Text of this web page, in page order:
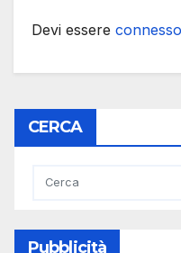
Devi essere connesso
CERCA
Pubblicità